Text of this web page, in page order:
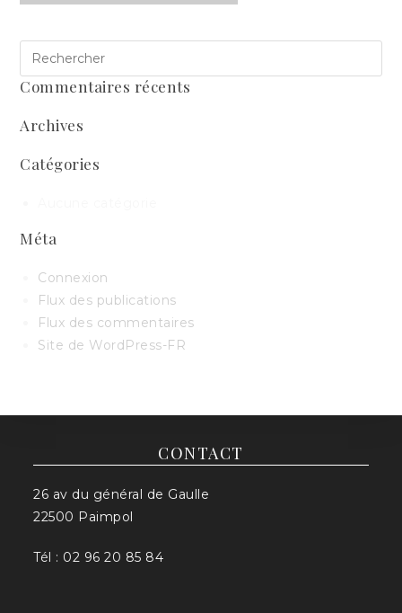
Commentaires récents
Archives
Catégories
Méta
Connexion
Flux des publications
Flux des commentaires
Site de WordPress-FR
CONTACT
26 av du général de Gaulle
22500 Paimpol
Tél : 02 96 20 85 84